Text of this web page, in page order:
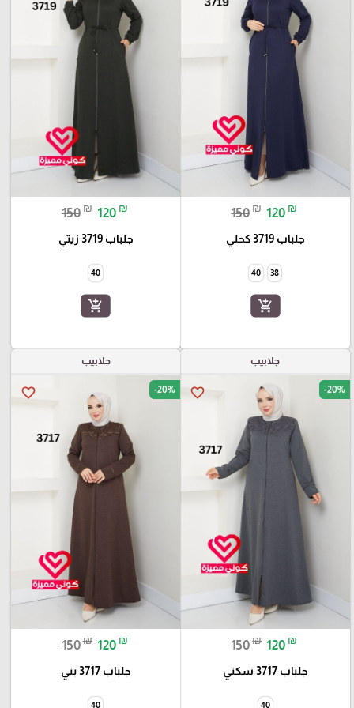
150₪ 120 ₪
جلباب 3719 كحلي
38
40
add_shopping_cart
150₪ 120 ₪
جلباب 3719 زيتي
40
add_shopping_cart
جلابيب
favorite_border -20%
150₪ 120 ₪
جلباب 3717 سكني
40
جلابيب
favorite_border -20%
150₪ 120 ₪
جلباب 3717 بني
40